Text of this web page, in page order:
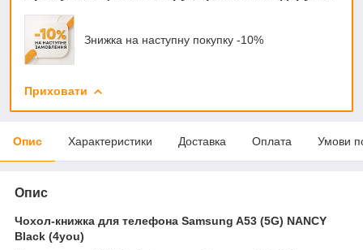
Знижка на наступну покупку -10%
Приховати
Опис Характеристики Доставка Оплата Умови
Опис
Чохол-книжка для телефона Samsung A53 (5G) NANCY
Black (4you)